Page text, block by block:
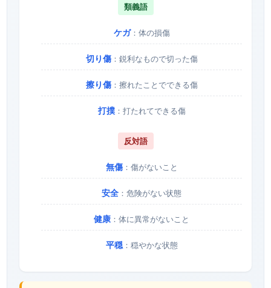
類義語
ケガ：体の損傷
切り傷：鋭利なもので切った傷
擦り傷：擦れたことでできる傷
打撲：打たれてできる傷
反対語
無傷：傷がないこと
安全 ：危険がない状態
健康 ：体に異常がないこと
平穏：穏やかな状態